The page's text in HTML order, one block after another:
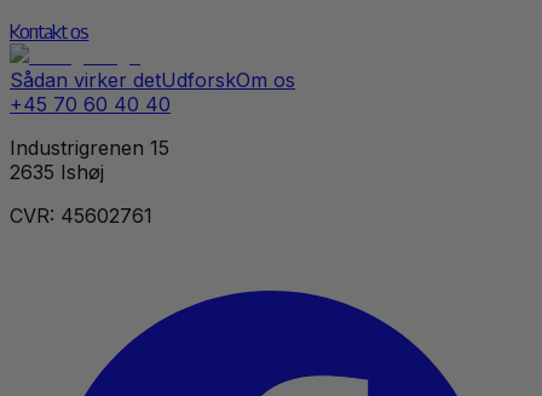
Kontakt os
Sådan virker detUdforskOm os
+45 70 60 40 40
Industrigrenen 15
2635 Ishøj
CVR: 45602761